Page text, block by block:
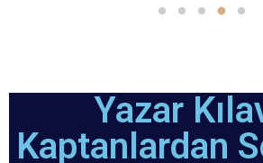
Yazar
Kaptanlardan